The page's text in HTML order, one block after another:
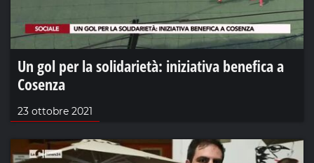
Un gol per la solidarietà: iniziativa benefica a
Cosenza
23 ottobre 2021